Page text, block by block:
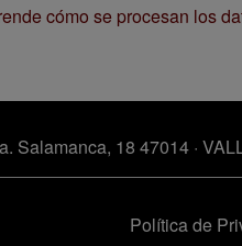
cómo se procesan los
Salamanca, 18 47014 ·
Política de